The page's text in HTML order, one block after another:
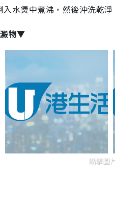
水煲中煮沸，然後沖洗乾
物▼
點擊圖